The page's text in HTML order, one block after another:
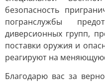
безопасность
погранслужбы
диверсионных групп,
поставки оружия и
реагируют на
Благодарю вас за